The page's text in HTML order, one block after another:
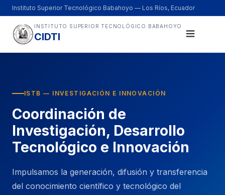
Instituto Superior Tecnológico Babahoyo — Los Ríos, Ecuador
INSTITUTO SUPERIOR TECNOLÓGICO BABAHOYO
CIDTI
ISTB — INVESTIGACIÓN E INNOVACIÓN
Coordinación de
Investigación, Desarrollo
Tecnológico e Innovación
Impulsamos la generación, difusión y transferencia
del conocimiento científico y tecnológico del